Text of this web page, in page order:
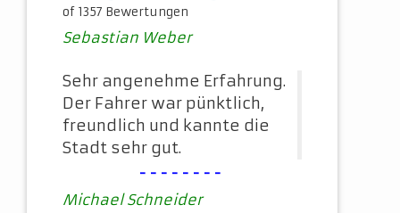
of 1357 Bewertungen
Sebastian Weber
Sehr angenehme Erfahrung.
Der Fahrer war pünktlich,
freundlich und kannte die
Stadt sehr gut.
--------
Michael Schneider